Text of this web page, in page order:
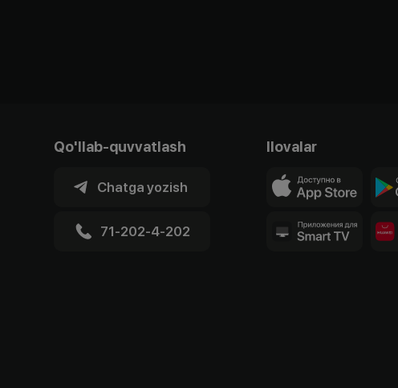
Qo'llab-quvvatlash
Chatga yozish
71-202-4-202
Ilovalar